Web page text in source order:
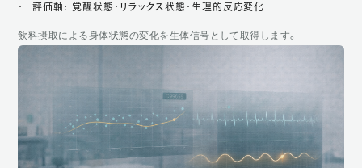
評価軸: 覚醒状態・リラックス状態・生理的反応変化
飲料摂取による身体状態の変化を生体信号として取得します。